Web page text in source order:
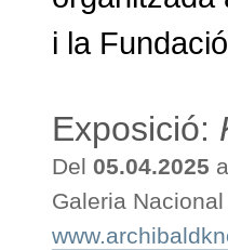
i la
Exposició:
Del 05.04.2025
Galeria